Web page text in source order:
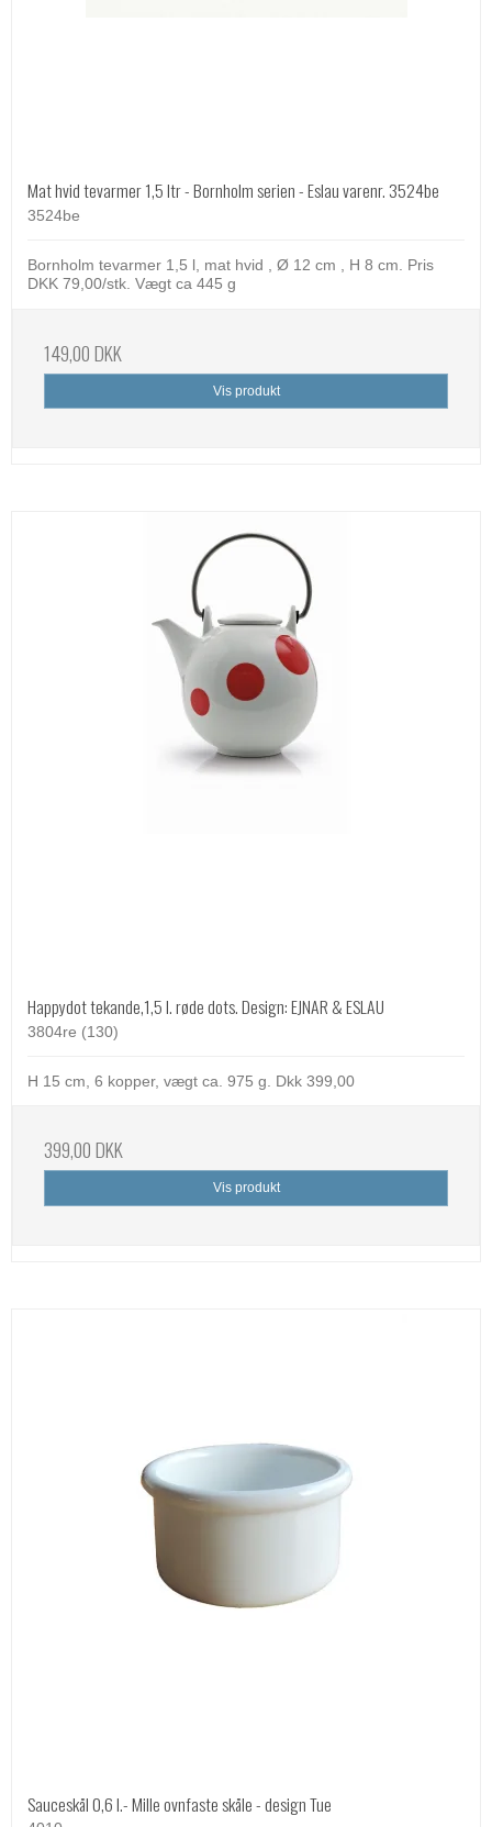
Mat hvid tevarmer 1,5 ltr - Bornholm serien - Eslau varenr. 3524be
3524be
Bornholm tevarmer 1,5 l, mat hvid , Ø 12 cm , H 8 cm. Pris
DKK 79,00/stk. Vægt ca 445 g
149,00 DKK
Vis produkt
Happydot tekande,1,5 l. røde dots. Design: EJNAR & ESLAU
3804re (130)
H 15 cm, 6 kopper, vægt ca. 975 g. Dkk 399,00
399,00 DKK
Vis produkt
Sauceskål 0,6 l.- Mille ovnfaste skåle - design Tue